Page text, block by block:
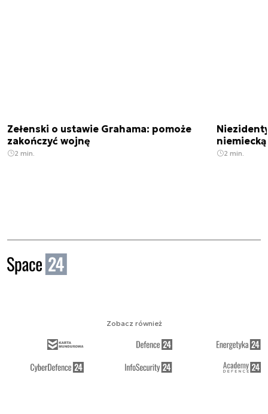
Zełenski o ustawie Grahama: pomoże
zakończyć wojnę
2 min. 2 min.
Zobacz również